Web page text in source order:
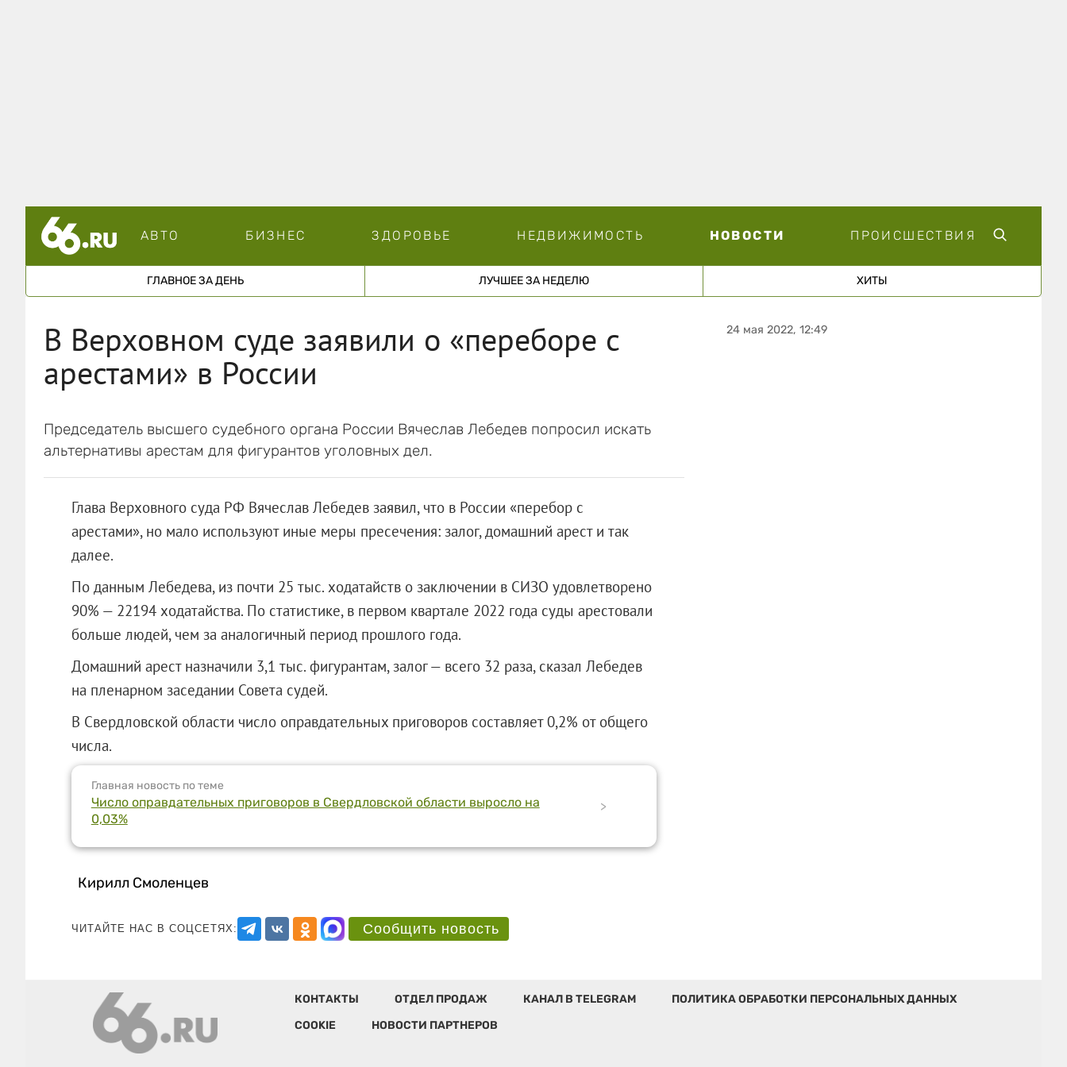
АВТО БИЗНЕС ЗДОРОВЬЕ НЕДВИЖИМОСТЬ НОВОСТИ ПРОИСШЕСТВИЯ
ГЛАВНОЕ ЗА ДЕНЬ ЛУЧШЕЕ ЗА НЕДЕЛЮ ХИТЫ
В Верховном суде заявили о «переборе с
арестами» в России
Председатель высшего судебного органа России Вячеслав Лебедев попросил искать
альтернативы арестам для фигурантов уголовных дел.
Глава Верховного суда РФ Вячеслав Лебедев заявил, что в России «перебор с
арестами», но мало используют иные меры пресечения: залог, домашний арест и так
далее.
По данным Лебедева, из почти 25 тыс. ходатайств о заключении в СИЗО удовлетворено
90% — 22194 ходатайства. По статистике, в первом квартале 2022 года суды арестовали
больше людей, чем за аналогичный период прошлого года.
Домашний арест назначили 3,1 тыс. фигурантам, залог — всего 32 раза, сказал Лебедев
на пленарном заседании Совета судей.
В Свердловской области число оправдательных приговоров составляет 0,2% от общего
числа.
Главная новость по теме
Число оправдательных приговоров в Свердловской области выросло на
0,03%
>
Кирилл Смоленцев
ЧИТАЙТЕ НАС В СОЦСЕТЯХ: Сообщить новость
24 мая 2022, 12:49
КОНТАКТЫ ОТДЕЛ ПРОДАЖ КАНАЛ В TELEGRAM
ПОЛИТИКА ОБРАБОТКИ ПЕРСОНАЛЬНЫХ ДАННЫХ
COOKIE
НОВОСТИ ПАРТНЕРОВ